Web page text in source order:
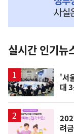
뉴
스
실시간 인기뉴
'서
대
려